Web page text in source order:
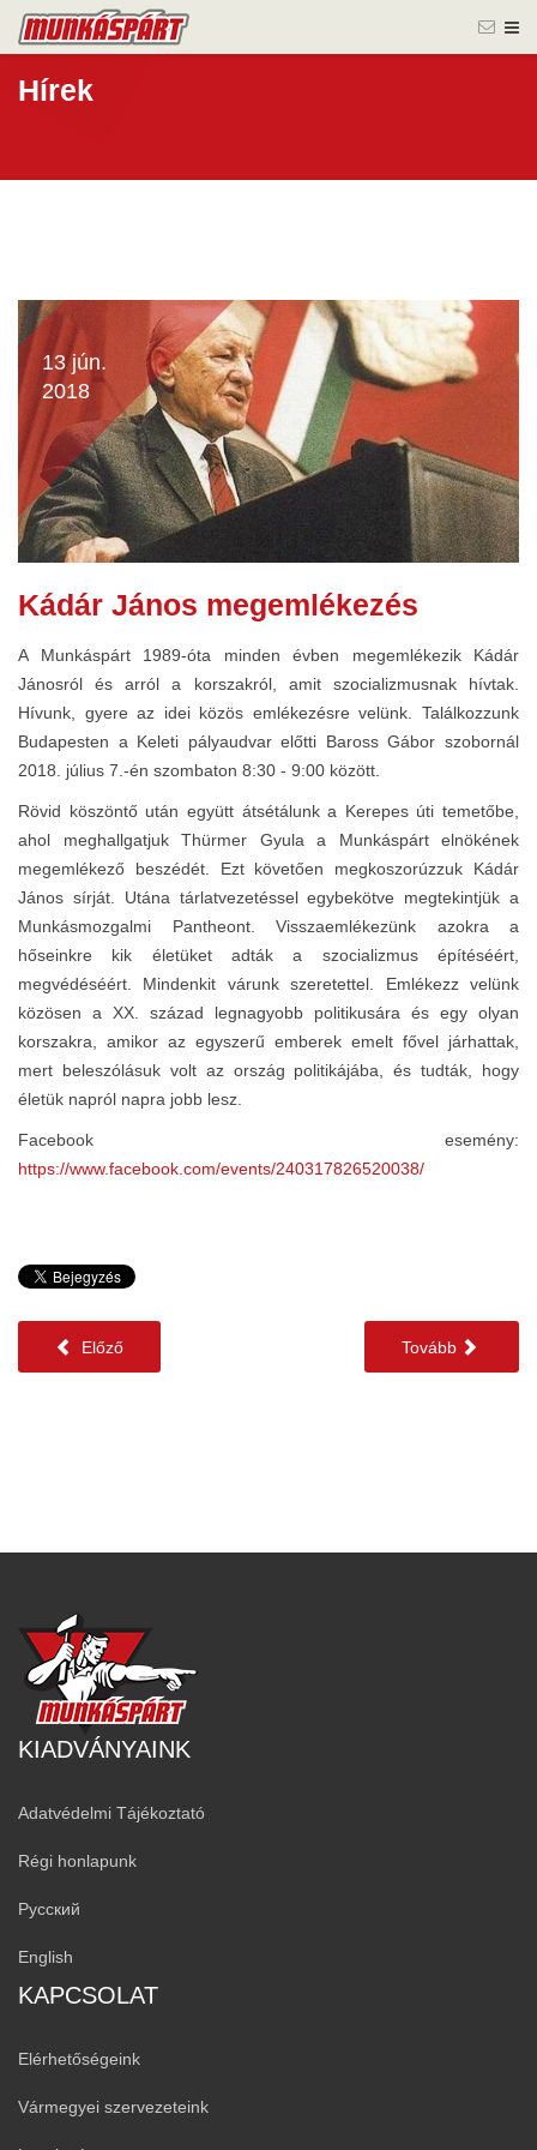
Hírek
13 jún.
2018
Kádár János megemlékezés
A Munkáspárt 1989-óta minden évben megemlékezik Kádár
Jánosról és arról a korszakról, amit szocializmusnak hívtak.
Hívunk, gyere az idei közös emlékezésre velünk. Találkozzunk
Budapesten a Keleti pályaudvar előtti Baross Gábor szobornál
2018. július 7.-én szombaton 8:30 - 9:00 között.
Rövid köszöntő után együtt átsétálunk a Kerepes úti temetőbe,
ahol meghallgatjuk Thürmer Gyula a Munkáspárt elnökének
megemlékező beszédét. Ezt követően megkoszorúzzuk Kádár
János sírját. Utána tárlatvezetéssel egybekötve megtekintjük a
Munkásmozgalmi Pantheont. Visszaemlékezünk azokra a
hőseinkre kik életüket adták a szocializmus építéséért,
megvédéséért. Mindenkit várunk szeretettel. Emlékezz velünk
közösen a XX. század legnagyobb politikusára és egy olyan
korszakra, amikor az egyszerű emberek emelt fővel járhattak,
mert beleszólásuk volt az ország politikájába, és tudták, hogy
életük napról napra jobb lesz.
Facebook esemény:
https://www.facebook.com/events/240317826520038/
Előző Tovább
KIADVÁNYAINK
Adatvédelmi Tájékoztató
Régi honlapunk
Русский
English
KAPCSOLAT
Elérhetőségeink
Vármegyei szervezeteink